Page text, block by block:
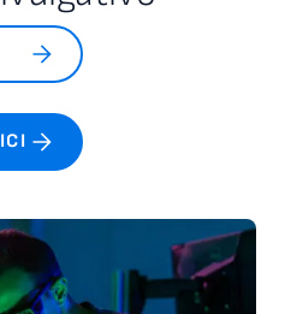
all’interno delle comunità